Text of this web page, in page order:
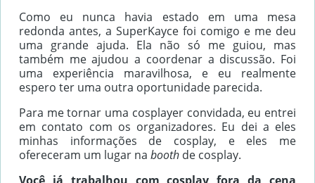
Como eu nunca havia estado em uma mesa
redonda antes, a SuperKayce foi comigo e me deu
uma grande ajuda. Ela não só me guiou, mas
também me ajudou a coordenar a discussão. Foi
uma experiência maravilhosa, e eu realmente
espero ter uma outra oportunidade parecida.
Para me tornar uma cosplayer convidada, eu entrei
em contato com os organizadores. Eu dei a eles
minhas informações de cosplay, e eles me
ofereceram um lugar na booth de cosplay.